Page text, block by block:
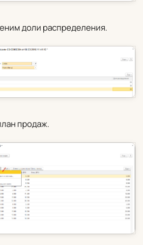
доли распределения.
продаж.